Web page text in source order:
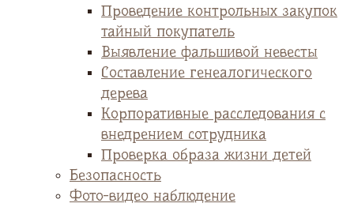
Проведение контрольных закупок
тайный покупатель
Выявление фальшивой невесты
Cоставление генеалогического
дерева
Корпоративные расследования с
внедрением сотрудника
Проверка образа жизни детей
Безопасность
Фото-видео наблюдение